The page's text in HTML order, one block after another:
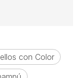
con Color